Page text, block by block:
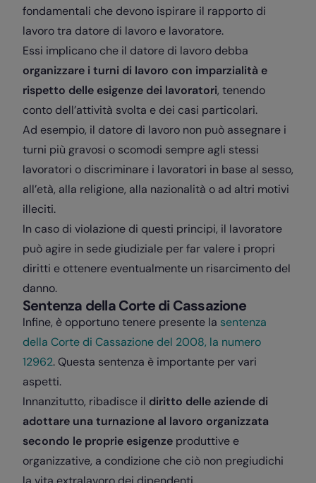
fondamentali che devono ispirare il rapporto di
lavoro tra datore di lavoro e lavoratore.
Essi implicano che il datore di lavoro debba
organizzare i turni di lavoro con imparzialità e
rispetto delle esigenze dei lavoratori, tenendo
conto dell’attività svolta e dei casi particolari.
Ad esempio, il datore di lavoro non può assegnare i
turni più gravosi o scomodi sempre agli stessi
lavoratori o discriminare i lavoratori in base al sesso,
all’età, alla religione, alla nazionalità o ad altri motivi
illeciti.
In caso di violazione di questi principi, il lavoratore
può agire in sede giudiziale per far valere i propri
diritti e ottenere eventualmente un risarcimento del
danno.
Sentenza della Corte di Cassazione
Infine, è opportuno tenere presente la sentenza
della Corte di Cassazione del 2008, la numero
12962. Questa sentenza è importante per vari
aspetti.
Innanzitutto, ribadisce il diritto delle aziende di
adottare una turnazione al lavoro organizzata
secondo le proprie esigenze produttive e
organizzative, a condizione che ciò non pregiudichi